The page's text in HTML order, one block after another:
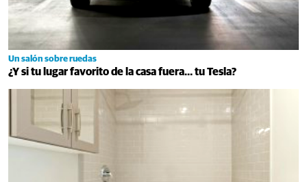
Un salón sobre ruedas
¿Y si tu lugar favorito de la casa fuera… tu Tesla?